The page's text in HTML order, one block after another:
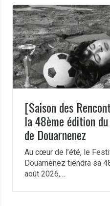
[Saison des
la 48ème édition
de Douarnenez
Au cœur de l’été, le
Douarnenez tiendra sa
août 2026,…